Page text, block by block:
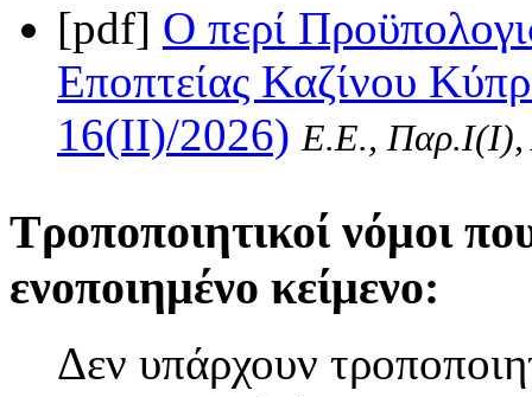
[pdf] Ο περί
Εποπτείας Καζίνου
16(II)/2026) Ε.Ε., Παρ.Ι(I),
Τροποποιητικοί νόμοι
ενοποιημένο κείμενο:
Δεν υπάρχουν